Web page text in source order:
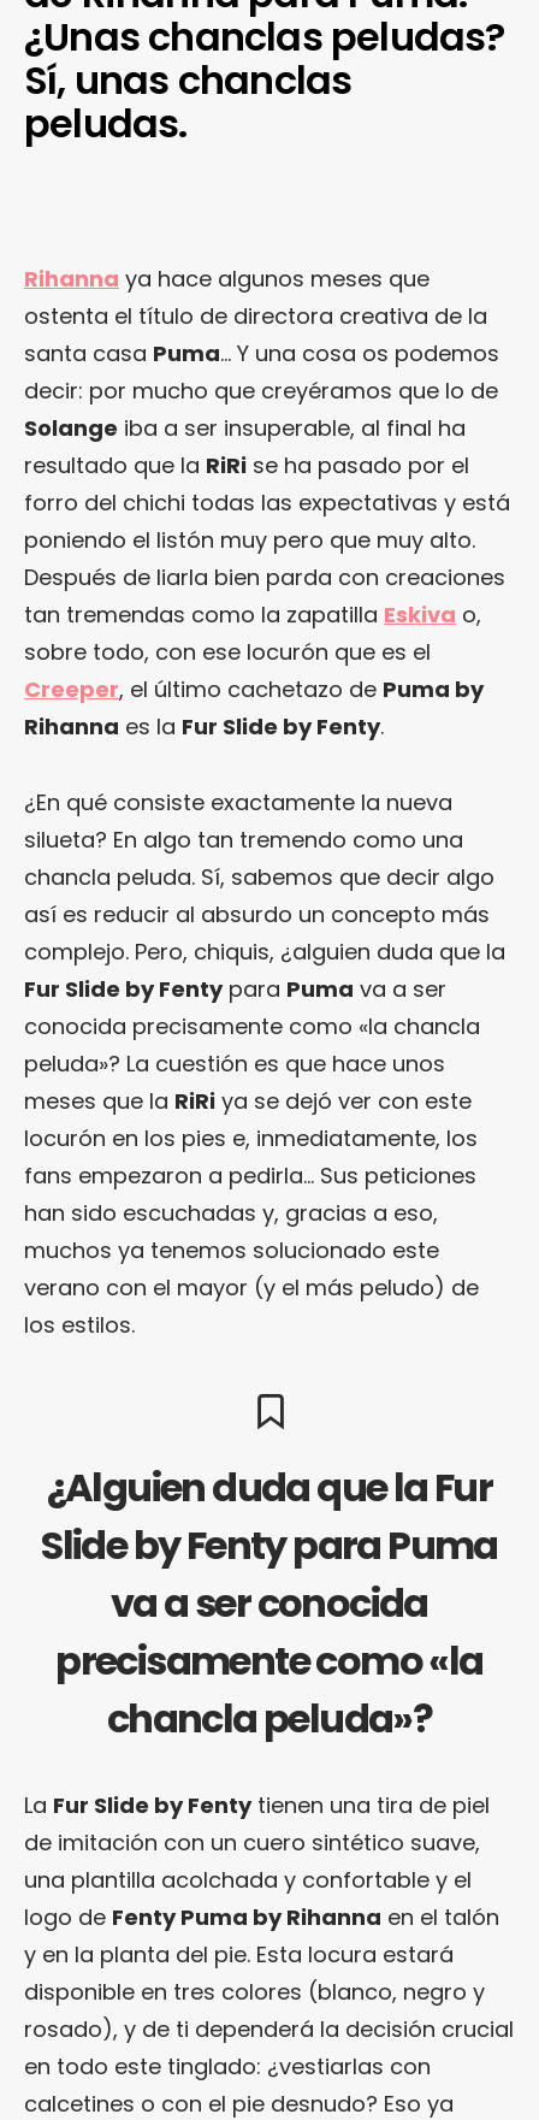
¿Unas chanclas peludas?
Sí, unas chanclas
peludas.
Rihanna ya hace algunos meses que
ostenta el título de directora creativa de la
santa casa Puma… Y una cosa os podemos
decir: por mucho que creyéramos que lo de
Solange iba a ser insuperable, al final ha
resultado que la RiRi se ha pasado por el
forro del chichi todas las expectativas y está
poniendo el listón muy pero que muy alto.
Después de liarla bien parda con creaciones
tan tremendas como la zapatilla Eskiva o,
sobre todo, con ese locurón que es el
Creeper, el último cachetazo de Puma by
Rihanna es la Fur Slide by Fenty.
¿En qué consiste exactamente la nueva
silueta? En algo tan tremendo como una
chancla peluda. Sí, sabemos que decir algo
así es reducir al absurdo un concepto más
complejo. Pero, chiquis, ¿alguien duda que la
Fur Slide by Fentypara Puma va a ser
conocida precisamente como «la chancla
peluda»? La cuestión es que hace unos
meses que la RiRi ya se dejó ver con este
locurón en los pies e, inmediatamente, los
fans empezaron a pedirla… Sus peticiones
han sido escuchadas y, gracias a eso,
muchos ya tenemos solucionado este
verano con el mayor (y el más peludo) de
los estilos.
¿Alguien duda que la Fur
Slide by Fenty para Puma
va a ser conocida
precisamente como «la
chancla peluda»?
La Fur Slide by Fentytienen una tira de piel
de imitación con un cuero sintético suave,
una plantilla acolchada y confortable y el
logo de Fenty Puma by Rihanna en el talón
y en la planta del pie. Esta locura estará
disponible en tres colores (blanco, negro y
rosado), y de ti dependerá la decisión crucial
en todo este tinglado: ¿vestiarlas con
calcetines o con el pie desnudo? Eso ya